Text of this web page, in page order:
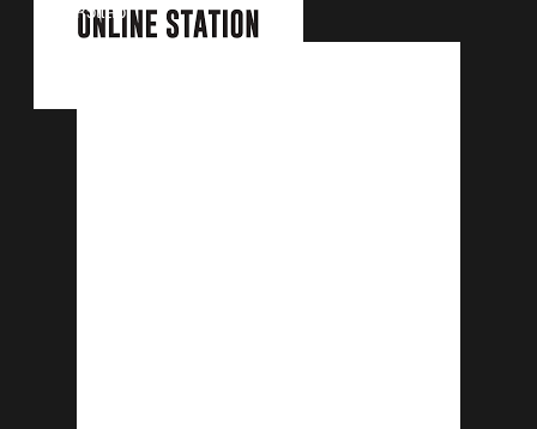
สั่นไม่ไหวแล้ว!